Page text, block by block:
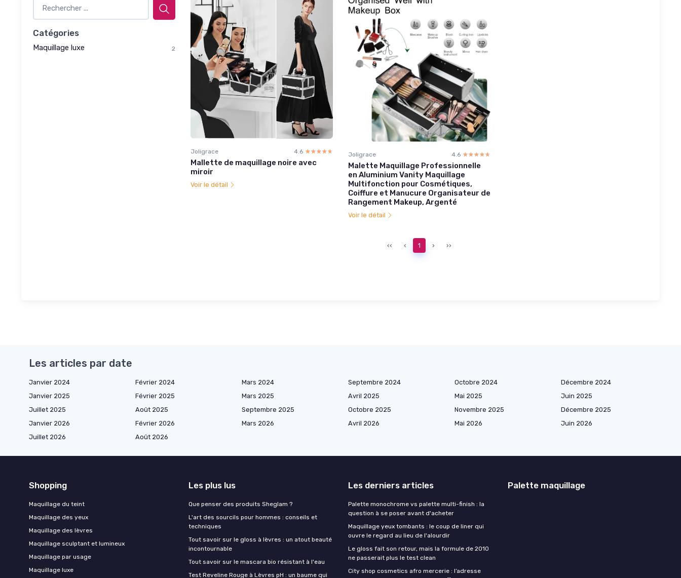
Catégories
Maquillage luxe 2
Joligrace 4.6 ☆☆☆☆☆
★★★★★
Mallette de maquillage noire avec
miroir
Voir le détail
Joligrace 4.6 ☆☆☆☆☆
★★★★★
Malette Maquillage Professionnelle
en Aluminium Vanity Maquillage
Multifonction pour Cosmétiques,
Coiffure et Manucure Organisateur de
Rangement Makeup, Argenté
Voir le détail
‹‹ ‹ 1 › ››
Les articles par date
Janvier 2024 Février 2024 Mars 2024 Septembre 2024 Octobre 2024
Décembre 2024
Janvier 2025
Février 2025 Mars 2025 Avril 2025 Mai 2025
Juin 2025
Juillet 2025
Août 2025 Septembre 2025 Octobre 2025 Novembre 2025
Décembre 2025
Janvier 2026
Février 2026 Mars 2026 Avril 2026 Mai 2026
Juin 2026
Juillet 2026
Août 2026
Shopping
Maquillage du teint
Maquillage des yeux
Maquillage des lèvres
Maquillage sculptant et lumineux
Maquillage par usage
Maquillage luxe
Les plus lus
Que penser des produits Sheglam ?
L'art des sourcils pour hommes : conseils et
techniques
Tout savoir sur le gloss à lèvres : un atout beauté
incontournable
Tout savoir sur le mascara bio résistant à l'eau
Test Reveline Rouge à Lèvres pH : un baume qui
Les derniers articles
Palette monochrome vs palette multi-finish : la
question à se poser avant d'acheter
Maquillage yeux tombants : le coup de liner qui
ouvre le regard au lieu de l'alourdir
Le gloss fait son retour, mais la formule de 2010
ne passerait plus le test clean
City shop cosmetics afro mercerie : l’adresse
Palette maquillage